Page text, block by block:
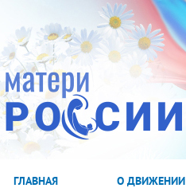
ГЛАВНАЯ О ДВИЖЕНИИ